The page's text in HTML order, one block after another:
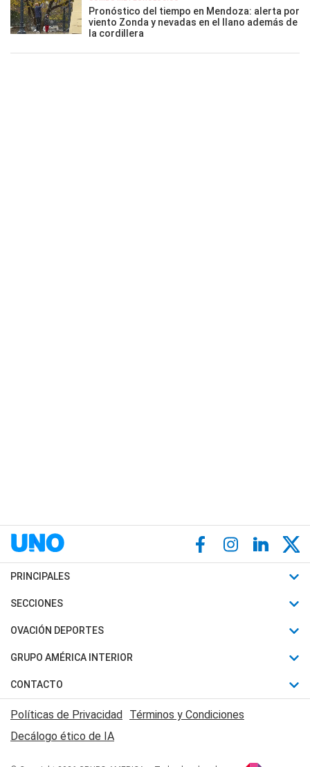
Pronóstico del tiempo en Mendoza: alerta por
viento Zonda y nevadas en el llano además de
la cordillera
PRINCIPALES
Últimas Noticias
Política
Judiciales
Economia
SECCIONES
Horóscopo
Motores
Trucos caseros
Series y Películas
Edictos y Solicitadas
OVACIÓN DEPORTES
Fútbol
Mundial
Automovilismo
Rugby
GRUPO AMÉRICA INTERIOR
Canal 7 en Vivo
CONTACTO
Acerca de Nosotros
Contactanos
Políticas de Privacidad Términos y Condiciones
Decálogo ético de IA